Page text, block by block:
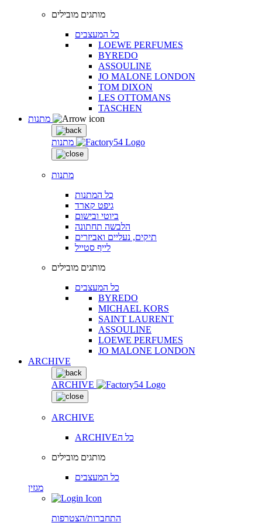
מותגים מובילים
כל המעצבים
LOEWE PERFUMES
BYREDO
ASSOULINE
JO MALONE LONDON
TOM DIXON
LES OTTOMANS
TASCHEN
מתנות
מתנות
כל המתנות
גיפט קארד
ביוטי ובישום
הלבשה תחתונה
תיקים, נעליים ואביזרים
לייף סטייל
מותגים מובילים
כל המעצבים
BYREDO
MICHAEL KORS
SAINT LAURENT
ASSOULINE
LOEWE PERFUMES
JO MALONE LONDON
ARCHIVE
ARCHIVE
ARCHIVE
ARCHIVEכל ה
מותגים מובילים
כל המעצבים
מגזין
התחברות/הצטרפות